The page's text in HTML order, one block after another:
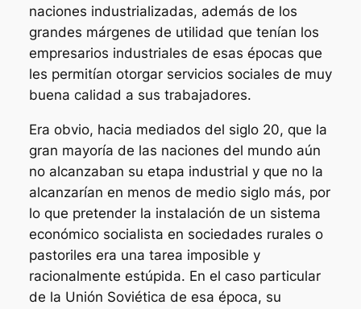
naciones industrializadas, además de los
grandes márgenes de utilidad que tenían los
empresarios industriales de esas épocas que
les permitían otorgar servicios sociales de muy
buena calidad a sus trabajadores.
Era obvio, hacia mediados del siglo 20, que la
gran mayoría de las naciones del mundo aún
no alcanzaban su etapa industrial y que no la
alcanzarían en menos de medio siglo más, por
lo que pretender la instalación de un sistema
económico socialista en sociedades rurales o
pastoriles era una tarea imposible y
racionalmente estúpida. En el caso particular
de la Unión Soviética de esa época, su